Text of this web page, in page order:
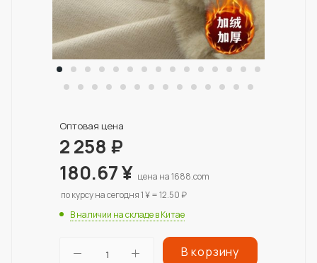
Оптовая цена
2 258 ₽
180.67¥ цена на 1688.com
по курсу на сегодня 1 ¥ = 12.50 ₽
В наличии на складе в Китае
В корзину